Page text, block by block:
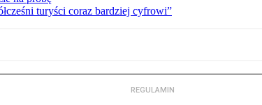
turyści coraz bardziej cyfrowi”
REGULAMIN